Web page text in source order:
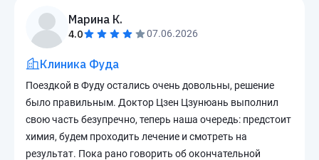
Марина К.
4.0 07.06.2026
Клиника Фуда
Поездкой в Фуду остались очень довольны, решение
было правильным. Доктор Цзен Цзунюань выполнил
свою часть безупречно, теперь наша очередь: предстоит
химия, будем проходить лечение и смотреть на
результат. Пока рано говорить об окончательной